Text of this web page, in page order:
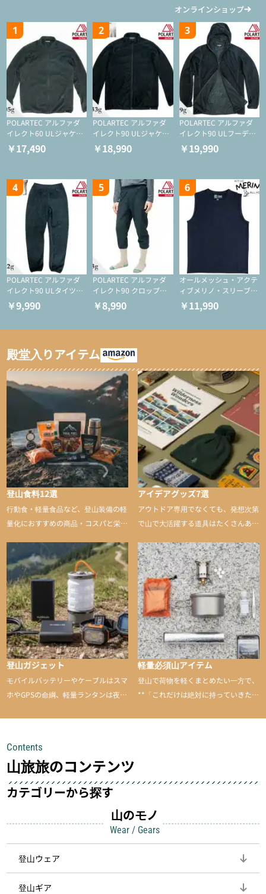
オンラインショップ
1
POLARTEC アルファダ
イレクト60 ULジャケッ
ト（登山/ミドルレイヤ
ー/化繊ジャケット）
￥17,490
2
POLARTEC アルファダ
イレクト90 ULジャケッ
ト（アクティブインサレ
ーション/ミドルレイヤ
￥18,990
3
POLARTEC アルファダ
イレクト90 ULフーディ
（アクティブインサレー
ション/ミドルレイヤー/
￥19,990
4
POLARTEC アルファダ
イレクト90 ULタイツ
（アクティブインサレー
ション/テント泊用パジ
￥9,990
5
POLARTEC アルファダ
イレクト90 クロップド
ULタイツ（アクティブ
インサレーション/テン
￥8,990
6
オールメッシュ・アクテ
ィブメリノ・スリーブレ
ス
￥11,990
殿堂入りアイテム
登山食料12選
行動食・軽量食品など、登山装備の軽
量化におすすめの商品・コスパと栄養
アイデアグッズ7選
アウトドア専用でなくても、発想次第
で山で大活躍する道具はたくさんあり
山に持ち込むと快適性や安心感をグッ
と引き上げてくれる――そんな意外性
のあるアイテムを紹介
登山ガジェット
モバイルバッテリーやケーブルはスマ
ホやGPSの命綱、軽量ランタンは夜間
して安全にしてくれます
軽量必須山アイテム
登山で荷物を軽くまとめたい一方で、
**「これだけは絶対に持っていきた
Contents
山旅旅のコンテンツ
カテゴリーから探す
山のモノ
Wear / Gears
登山ウェア
登山ギア